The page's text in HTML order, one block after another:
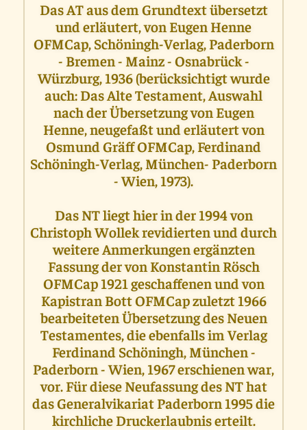
Das AT aus dem Grundtext übersetzt
und erläutert, von Eugen Henne
OFMCap, Schöningh-Verlag, Paderborn
- Bremen - Mainz - Osnabrück -
Würzburg, 1936 (berücksichtigt wurde
auch: Das Alte Testament, Auswahl
nach der Übersetzung von Eugen
Henne, neugefaßt und erläutert von
Osmund Gräff OFMCap, Ferdinand
Schöningh-Verlag, München- Paderborn
- Wien, 1973).
Das NT liegt hier in der 1994 von
Christoph Wollek revidierten und durch
weitere Anmerkungen ergänzten
Fassung der von Konstantin Rösch
OFMCap 1921 geschaffenen und von
Kapistran Bott OFMCap zuletzt 1966
bearbeiteten Übersetzung des Neuen
Testamentes, die ebenfalls im Verlag
Ferdinand Schöningh, München -
Paderborn - Wien, 1967 erschienen war,
vor. Für diese Neufassung des NT hat
das Generalvikariat Paderborn 1995 die
kirchliche Druckerlaubnis erteilt.